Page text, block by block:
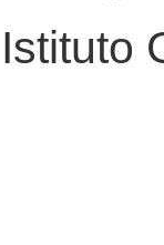
Istituto